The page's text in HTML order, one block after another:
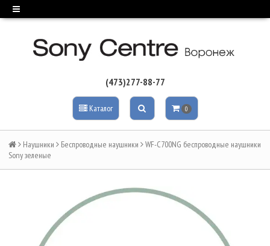
(473)277-88-77
Каталог 0
Наушники Беспроводные наушники
WF-C700NG беспроводные наушники
Sony зеленые